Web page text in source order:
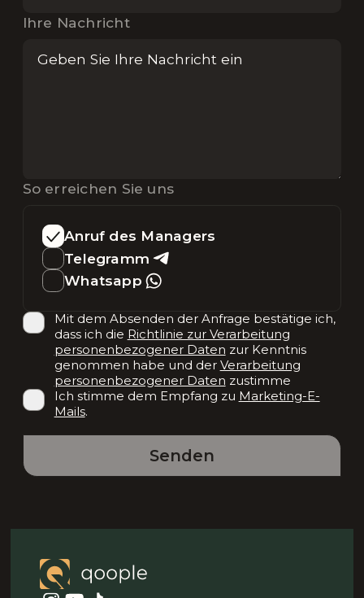
Ihre Nachricht
So erreichen Sie uns
Anruf des Managers
Telegramm
Whatsapp
Mit dem Absenden der Anfrage bestätige ich,
dass ich die Richtlinie zur Verarbeitung
personenbezogener Daten zur Kenntnis
genommen habe und der Verarbeitung
personenbezogener Daten zustimme
Ich stimme dem Empfang zu Marketing-E-
Mails.
Senden